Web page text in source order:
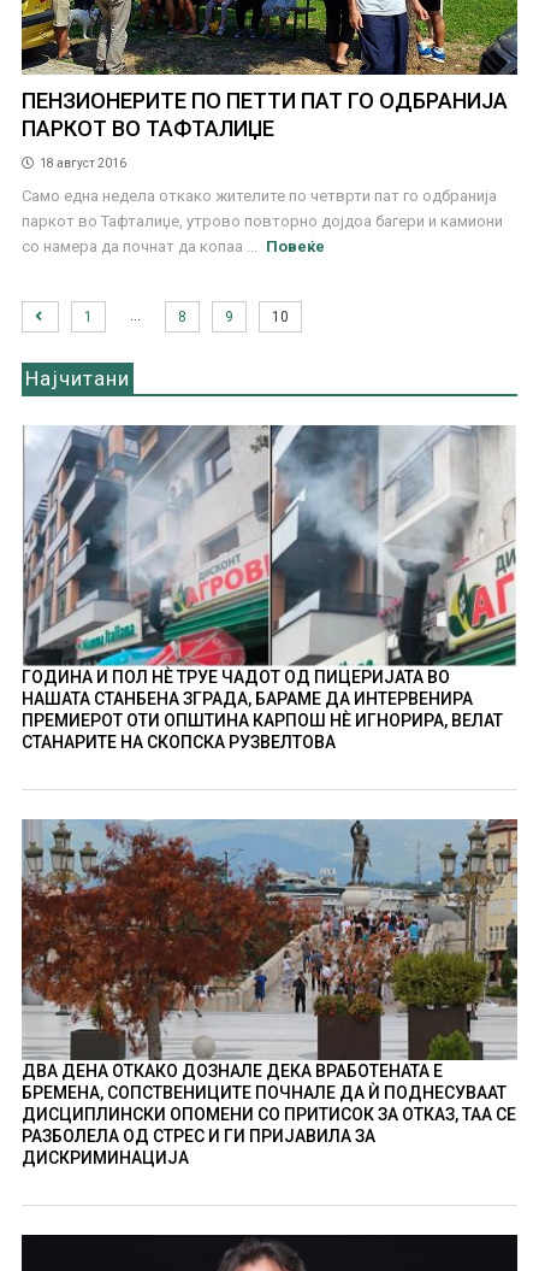
ПЕНЗИОНЕРИТЕ ПО ПЕТТИ ПАТ ГО ОДБРАНИЈА
ПАРКОТ ВО ТАФТАЛИЏЕ
18 август 2016
Само една недела откако жителите по четврти пат го одбранија
паркот во Тафталиџе, утрово повторно дојдоа багери и камиони
со намера да почнат да копаа ...
Повеќе
1 8 9 10
Најчитани
ГОДИНА И ПОЛ НÈ ТРУЕ ЧАДОТ ОД ПИЦЕРИЈАТА ВО
НАШАТА СТАНБЕНА ЗГРАДА, БАРАМЕ ДА ИНТЕРВЕНИРА
ПРЕМИЕРОТ ОТИ ОПШТИНА КАРПОШ НÈ ИГНОРИРА, ВЕЛАТ
СТАНАРИТЕ НА СКОПСКА РУЗВЕЛТОВА
ДВА ДЕНА ОТКАКО ДОЗНАЛЕ ДЕКА ВРАБОТЕНАТА Е
БРЕМЕНА, СОПСТВЕНИЦИТЕ ПОЧНАЛЕ ДА Ѝ ПОДНЕСУВААТ
ДИСЦИПЛИНСКИ ОПОМЕНИ СО ПРИТИСОК ЗА ОТКАЗ, ТАА СЕ
РАЗБОЛЕЛА ОД СТРЕС И ГИ ПРИЈАВИЛА ЗА
ДИСКРИМИНАЦИЈА